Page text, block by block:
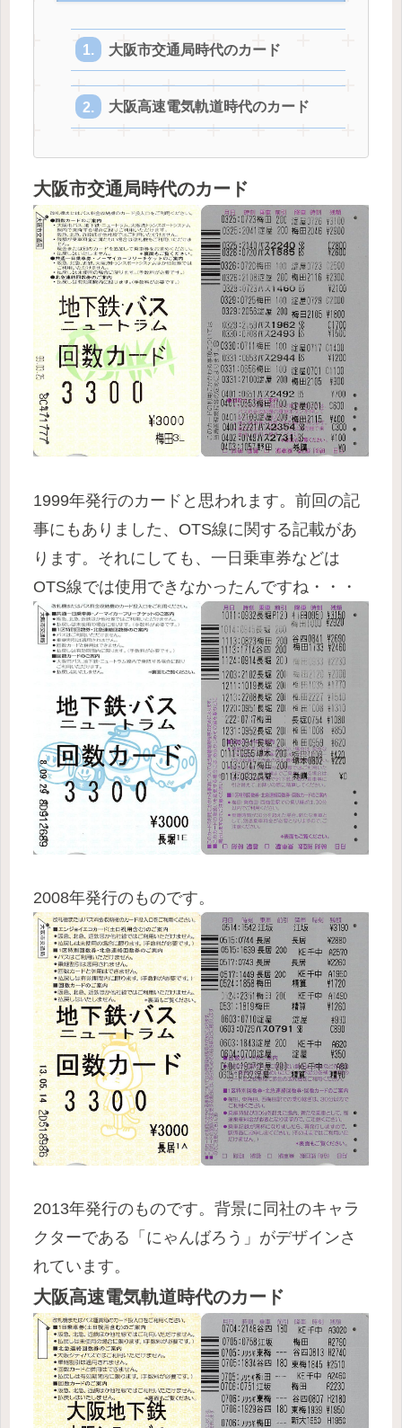
大阪市交通局時代のカード
大阪高速電気軌道時代のカード
大阪市交通局時代のカード
1999年発行のカードと思われます。前回の記
事にもありました、OTS線に関する記載があ
ります。それにしても、一日乗車券などは
OTS線では使用できなかったんですね・・・
2008年発行のものです。
2013年発行のものです。背景に同社のキャラ
クターである「にゃんばろう」がデザインさ
れています。
大阪高速電気軌道時代のカード